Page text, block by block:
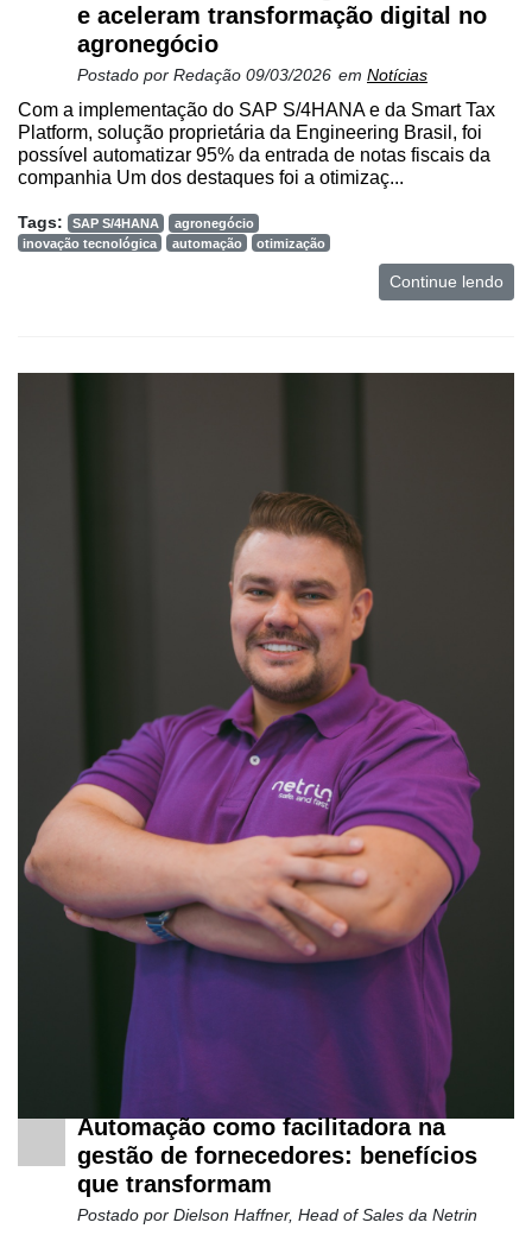
e aceleram transformação digital no
agronegócio
Postado por Redação 09/03/2026 em Notícias
Com a implementação do SAP S/4HANA e da Smart Tax
Platform, solução proprietária da Engineering Brasil, foi
possível automatizar 95% da entrada de notas fiscais da
companhia Um dos destaques foi a otimizaç...
Tags: SAP S/4HANA
agronegócio
inovação tecnológica
automação otimização
Continue lendo
Automação como facilitadora na
gestão de fornecedores: benefícios
que transformam
Postado por Dielson Haffner, Head of Sales da Netrin